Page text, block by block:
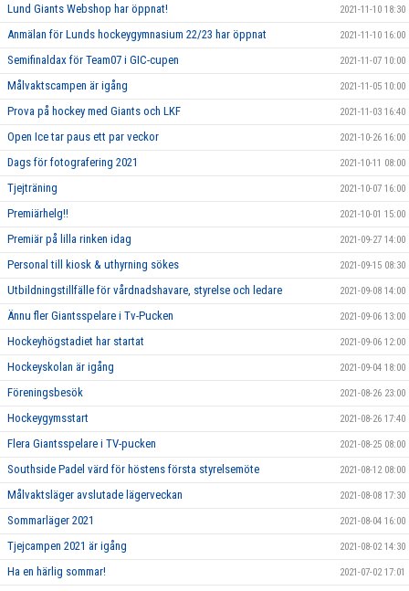
Lund Giants Webshop har öppnat! 2021-11-10 18:30
Anmälan för Lunds hockeygymnasium 22/23 har öppnat 2021-11-10 16:00
Semifinaldax för Team07 i GIC-cupen 2021-11-07 10:00
Målvaktscampen är igång 2021-11-05 10:00
Prova på hockey med Giants och LKF 2021-11-03 16:40
Open Ice tar paus ett par veckor 2021-10-26 16:00
Dags för fotografering 2021 2021-10-11 08:00
Tjejträning 2021-10-07 16:00
Premiärhelg!! 2021-10-01 15:00
Premiär på lilla rinken idag 2021-09-27 14:00
Personal till kiosk & uthyrning sökes 2021-09-15 08:30
Utbildningstillfälle för vårdnadshavare, styrelse och ledare 2021-09-08 14:00
Ännu fler Giantsspelare i Tv-Pucken 2021-09-06 13:00
Hockeyhögstadiet har startat 2021-09-06 12:00
Hockeyskolan är igång 2021-09-04 18:00
Föreningsbesök 2021-08-26 23:00
Hockeygymsstart 2021-08-26 17:40
Flera Giantsspelare i TV-pucken 2021-08-25 08:00
Southside Padel värd för höstens första styrelsemöte 2021-08-12 08:00
Målvaktsläger avslutade lägerveckan 2021-08-08 17:30
Sommarläger 2021 2021-08-04 16:00
Tjejcampen 2021 är igång 2021-08-02 14:30
Ha en härlig sommar! 2021-07-02 17:01